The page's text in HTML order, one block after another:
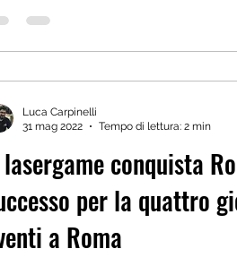
conquista
per la quattro
a Roma
Luca Carpinelli
31 mag 2022
Tempo di lettura: 2 min